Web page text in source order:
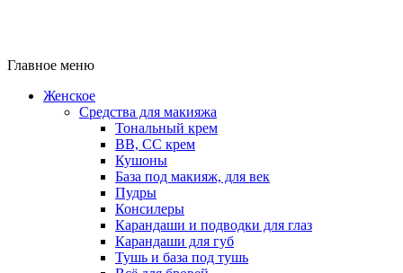
Главное меню
Женское
Средства для макияжа
Тональный крем
BB, CC крем
Кушоны
База под макияж, для век
Пудры
Консилеры
Карандаши и подводки для глаз
Карандаши для губ
Тушь и база под тушь